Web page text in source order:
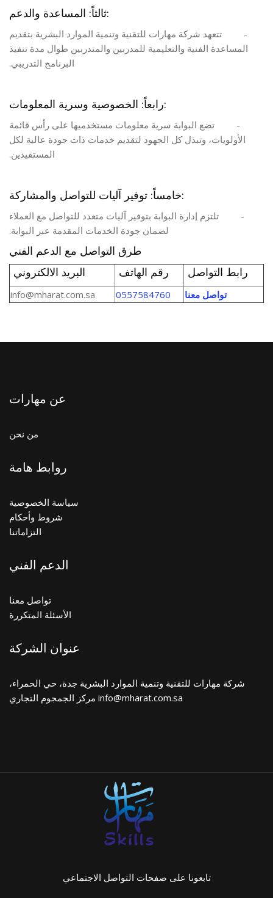
ثالثاً: المساعدة والدعم:
- تتعهد شركة مهارات للتقنية وتنمية الموارد البشرية بتقديم
المساعدة الفنية والتعليمية للمدربين والمتدربين طوال مدة تنفيذ
البرنامج التدريبي.
رابعاً: الخصوصية وسرية المعلومات:
- تضع البوابة سرية معلومات مستخدميها على رأس قائمة
الأولويات، وتبذل كل الجهود لتقديم خدمات ذات جودة عالية لكل
المستفيدين.
خامساً: توفير آليات للتواصل والمشاركة:
- تلتزم إدارة البوابة بتوفير آليات متعدد للتواصل مع العملاء
لضمان جودة الخدمات المقدمة عبر البوابة.
طرق التواصل مع الدعم الفني
البريد الالكتروني
رقم الهاتف رابط التواصل
info@mharat.com.sa 0557584760 تواصل معنا
عن مهارات
من نحن
روابط هامة
سياسة الخصوصية
شروط وأحكام
التزاماتنا
الدعم الفني
تواصل معنا
الأسئلة المتكررة
عنوان الشركة
شركة مهارات للتقنية وتنمية الموارد البشرية جدة، حي الحمراء،
مركز الجمجوم التجاري info@mharat.com.sa
تابعونا على صفحات التواصل الاجتماعي